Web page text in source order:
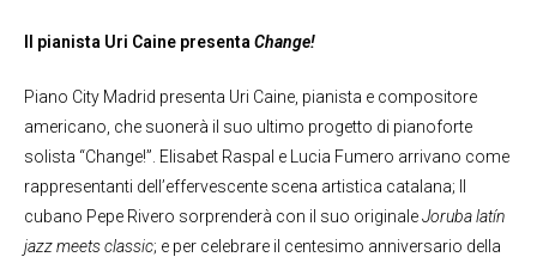
Il pianista Uri Caine presenta Change!
Piano City Madrid presenta Uri Caine, pianista e compositore
americano, che suonerà il suo ultimo progetto di pianoforte
solista “Change!”. Elisabet Raspal e Lucia Fumero arrivano come
rappresentanti dell’effervescente scena artistica catalana; Il
cubano Pepe Rivero sorprenderà con il suo originaleJoruba latín
jazz meets classic; e per celebrare il centesimo anniversario della